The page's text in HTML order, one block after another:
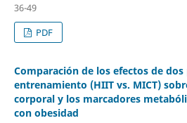
36-49
PDF
Comparación de los efectos de
entrenamiento (HIIT vs. MICT)
corporal y los marcadores
con obesidad